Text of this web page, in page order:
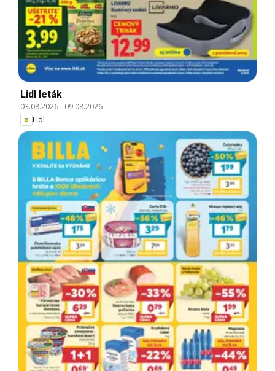
Lidl leták
03.08.2026- 09.08.2026
Lidl